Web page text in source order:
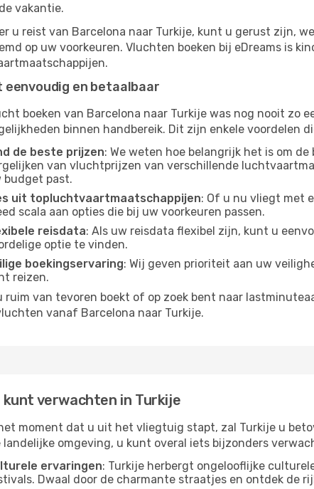
vakantie.
u reist van Barcelona naar Turkije, kunt u gerust zijn,
op uw voorkeuren. Vluchten boeken bij eDreams is
eenvoudig en betaalbaar
boeken van Barcelona naar Turkije was nog nooit zo
binnen handbereik. Dit zijn enkele voordelen
de beste prijzen: We weten hoe belangrijk het is om
van vluchtprijzen van verschillende
budget past.
uit topluchtvaartmaatschappijen: Of u nu vliegt met
scala aan opties die bij uw voorkeuren passen.
reisdata: Als uw reisdata flexibel zijn, kunt u
optie te vinden.
boekingservaring: Wij geven prioriteit aan uw
reizen.
ruim van tevoren boekt of op zoek bent naar
vanaf Barcelona naar Turkije.
kunt verwachten in Turkije
moment dat u uit het vliegtuig stapt, zal Turkije u
landelijke omgeving, u kunt overal iets bijzonders
ervaringen: Turkije herbergt ongelooflijke
Dwaal door de charmante straatjes en ontdek de